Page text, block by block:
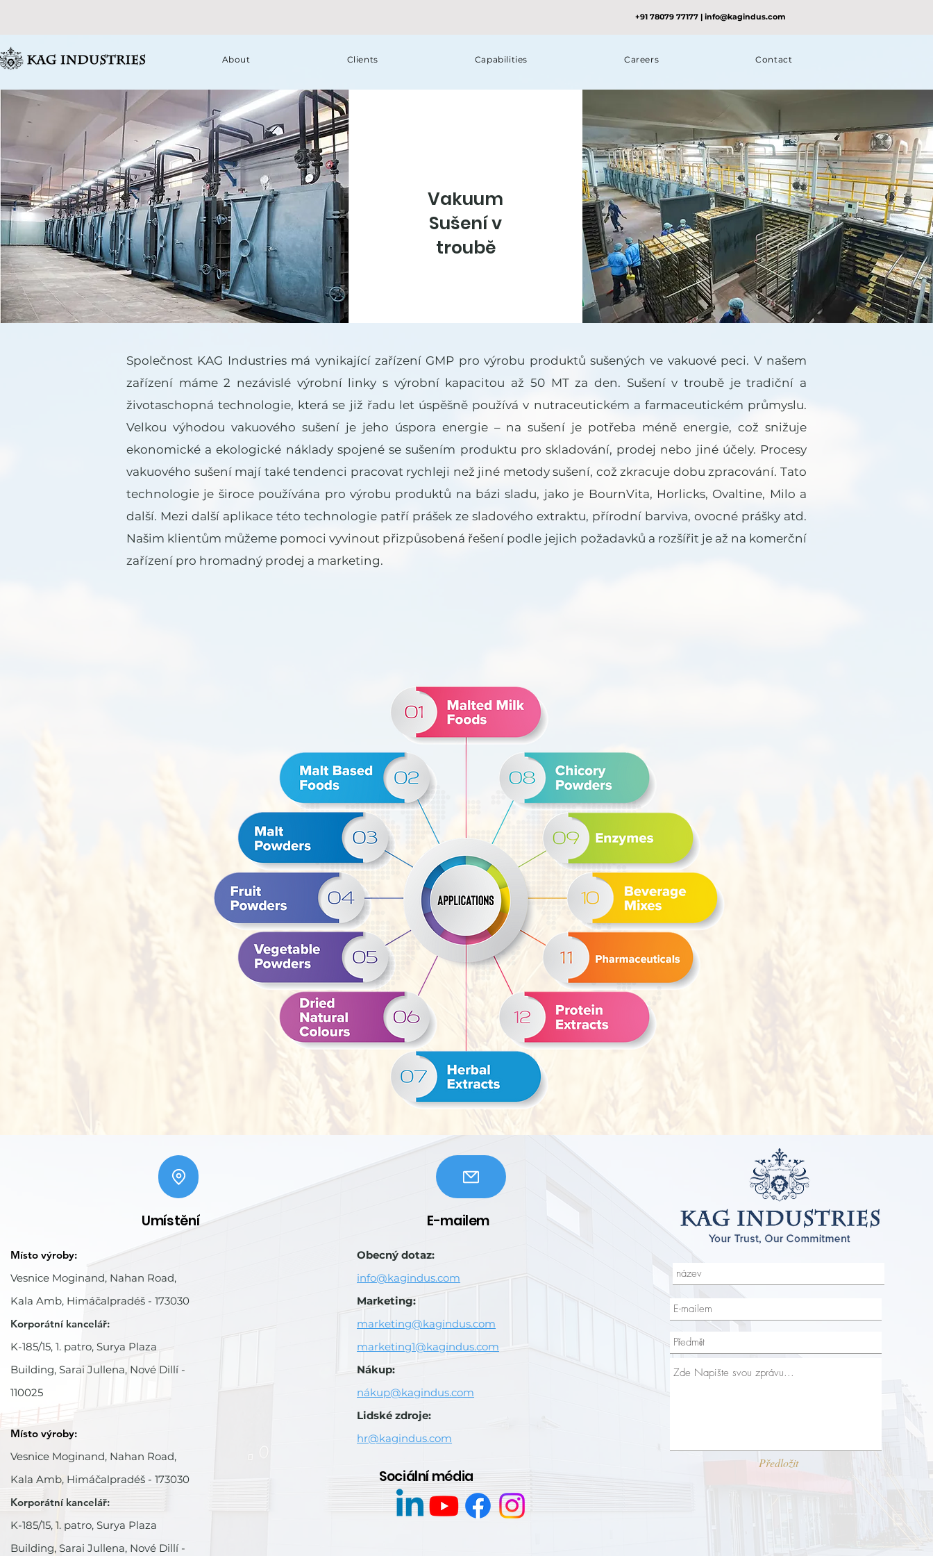
+91 78079 77177 | info@kagindus.com
About Clients Capabilities Careers Contact
Vakuum
Sušení v
troubě
Společnost KAG Industries má vynikající zařízení GMP pro výrobu produktů sušených ve vakuové peci. V našem
zařízení máme 2 nezávislé výrobní linky s výrobní kapacitou až 50 MT za den. Sušení v troubě je tradiční a
životaschopná technologie, která se již řadu let úspěšně používá v nutraceutickém a farmaceutickém průmyslu.
Velkou výhodou vakuového sušení je jeho úspora energie – na sušení je potřeba méně energie, což snižuje
ekonomické a ekologické náklady spojené se sušením produktu pro skladování, prodej nebo jiné účely. Procesy
vakuového sušení mají také tendenci pracovat rychleji než jiné metody sušení, což zkracuje dobu zpracování. Tato
technologie je široce používána pro výrobu produktů na bázi sladu, jako je BournVita, Horlicks, Ovaltine, Milo a
další. Mezi další aplikace této technologie patří prášek ze sladového extraktu, přírodní barviva, ovocné prášky atd.
Našim klientům můžeme pomoci vyvinout přizpůsobená řešení podle jejich požadavků a rozšířit je až na komerční
zařízení pro hromadný prodej a marketing.
Umístění
Místo výroby:
Vesnice Moginand, Nahan Road,
Kala Amb, Himáčalpradéš - 173030
Korporátní kancelář:
K-185/15, 1. patro, Surya Plaza
Building, Sarai Jullena, Nové Dillí -
110025
Místo výroby:
Vesnice Moginand, Nahan Road,
Kala Amb, Himáčalpradéš - 173030
Korporátní kancelář:
K-185/15, 1. patro, Surya Plaza
Building, Sarai Jullena, Nové Dillí -
E-mailem
Obecný dotaz:
info@kagindus.com
Marketing:
marketing@kagindus.com
marketing1@kagindus.com
Nákup:
nákup@kagindus.com
Lidské zdroje:
hr@kagindus.com
Sociální média
Předložit